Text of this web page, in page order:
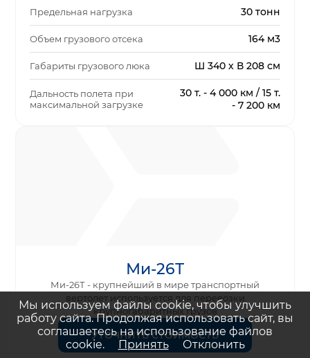
Предельная нагрузка 30 тонн
Объем грузового отсека 164 м3
Габариты грузового люка Ш 340 х В 208 см
Дальность полета при
максимальной загрузке
30 т. - 4 000 км / 15 т.
- 7 200 км
Ми-26Т
Ми-26Т - крупнейший в мире транспортный
вертолет используется для перевозки
крупногабаритных грузов
УТОЧНИТЬ СТОИМОСТЬ
Мы используем файлы cookie, чтобы улучшить
работу сайта. Продолжая использовать сайт, вы
соглашаетесь на использование файлов
cookie.
Принять Отклонить